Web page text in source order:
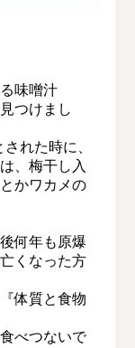
味噌汁
つけまし
れた時に、
、梅干し入
かワカメの
何年も原爆
くなった方
体質と食物
べつないで